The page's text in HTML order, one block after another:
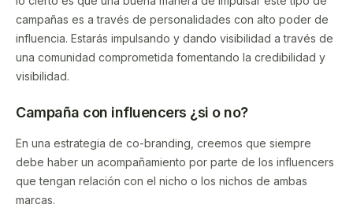
campañas es a través de personalidades con alto poder de
influencia. Estarás impulsando y dando visibilidad a través de
una comunidad comprometida fomentando la credibilidad y
visibilidad.
Campaña con influencers ¿si o no?
En una estrategia de co-branding, creemos que siempre
debe haber un acompañamiento por parte de los influencers
que tengan relación con el nicho o los nichos de ambas
marcas.